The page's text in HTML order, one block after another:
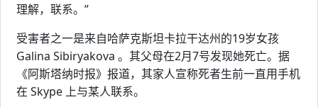
理解，联系。”
受害者之一是来自哈萨克斯坦卡拉干达州的19岁女孩
Galina Sibiryakova 。其父母在2月7号发现她死亡。据
《阿斯塔纳时报》报道，其家人宣称死者生前一直用手机
在 Skype 上与某人联系。